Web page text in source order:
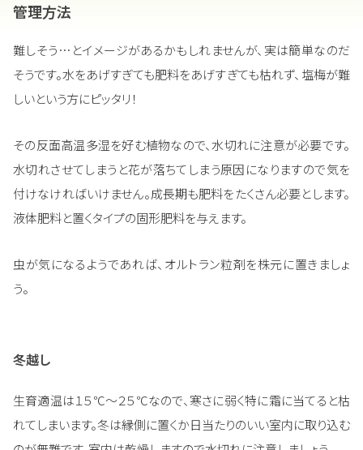
管理方法
難しそう…とイメージがあるかもしれませんが、実は簡単なのだ
そうです。水をあげすぎても肥料をあげすぎても枯れず、塩梅が難
しいという方にピッタリ！
その反面高温多湿を好む植物なので、水切れに注意が必要です。
水切れさせてしまうと花が落ちてしまう原因になりますので気を
付けなければいけません。成長期も肥料をたくさん必要とします。
液体肥料と置くタイプの固形肥料を与えます。
虫が気になるようであれば、オルトラン粒剤を株元に置きましょ
う。
冬越し
生育適温は１５℃～２５℃なので、寒さに弱く特に霜に当てると枯
れてしまいます。冬は縁側に置くか日当たりのいい室内に取り込む